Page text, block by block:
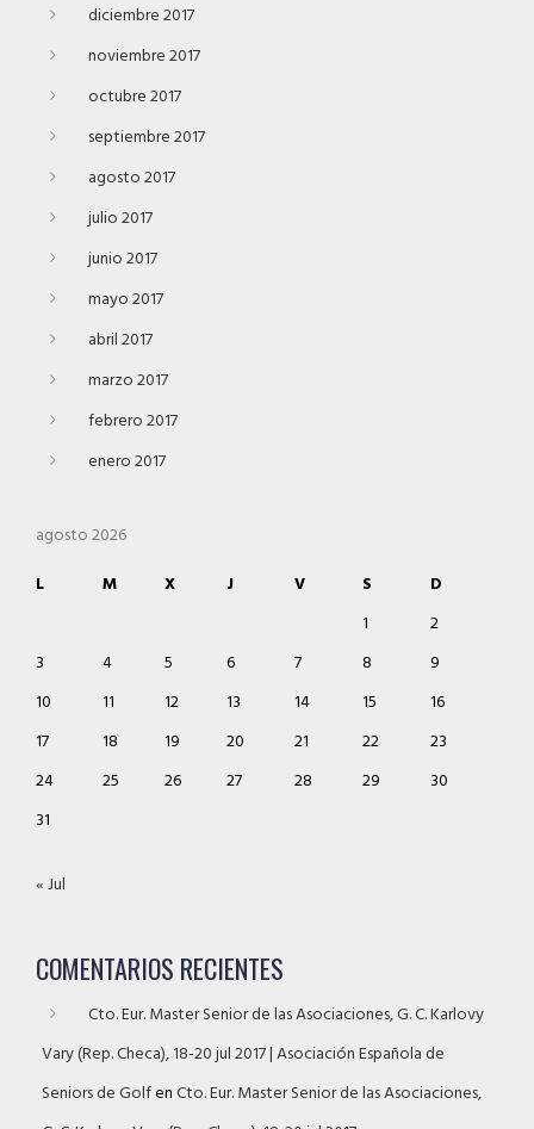
diciembre 2017
noviembre 2017
octubre 2017
septiembre 2017
agosto 2017
julio 2017
junio 2017
mayo 2017
abril 2017
marzo 2017
febrero 2017
enero 2017
agosto 2026
L
M X J V S
D
1
2
3
4 5 6 7 8
9
10
11 12 13 14 15
16
17
18 19 20 21 22
23
24
25 26 27 28 29
30
31
« Jul
COMENTARIOS RECIENTES
Cto. Eur. Master Senior de las Asociaciones, G. C. Karlovy
Vary (Rep. Checa), 18-20 jul 2017 | Asociación Española de
Seniors de GolfenCto. Eur. Master Senior de las Asociaciones,